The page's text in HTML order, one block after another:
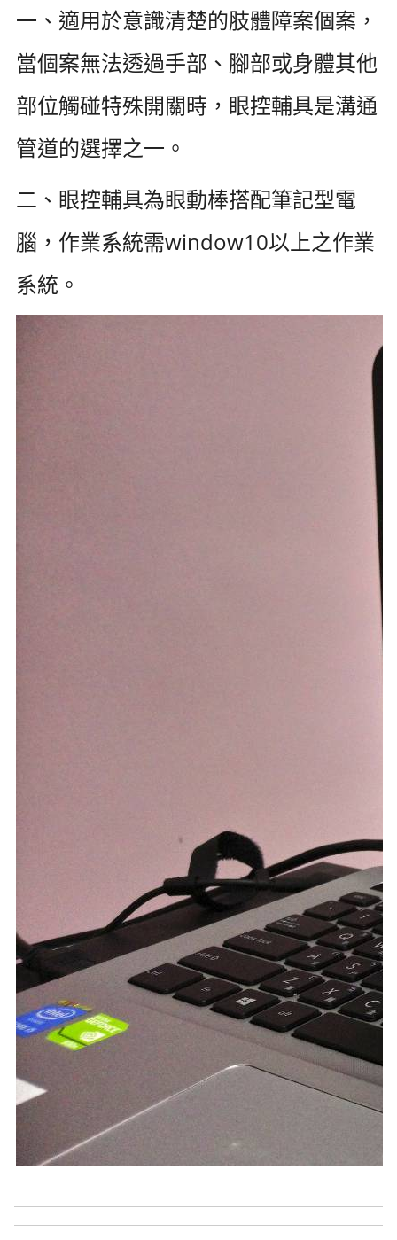
一、適用於意識清楚的肢體障案個案，
當個案無法透過手部、腳部或身體其他
部位觸碰特殊開關時，眼控輔具是溝通
管道的選擇之一。
二、眼控輔具為眼動棒搭配筆記型電
腦，作業系統需window10以上之作業
系統。